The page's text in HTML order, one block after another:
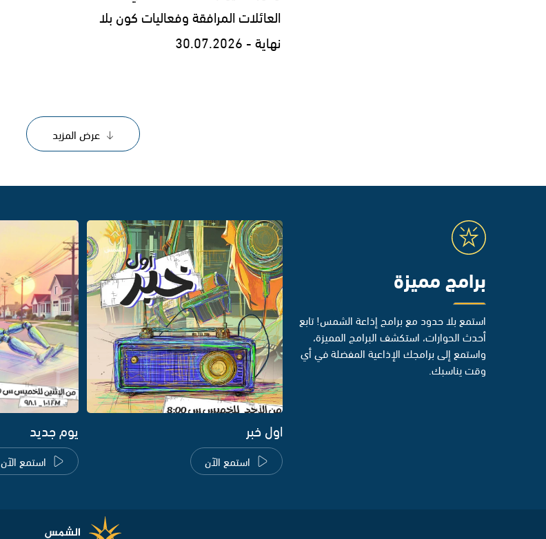
العائلات المرافقة وفعاليات كون بلا
نهاية - 30.07.2026
عرض المزيد
برامج مميزة
استمع بلا حدود مع برامج إذاعة الشمس! تابع
أحدث الحوارات، استكشف البرامج المميزة،
واستمع إلى برامجك الإذاعية المفضلة في أي
وقت يناسبك.
اول خبر
استمع الآن
يوم جديد
استمع الآن